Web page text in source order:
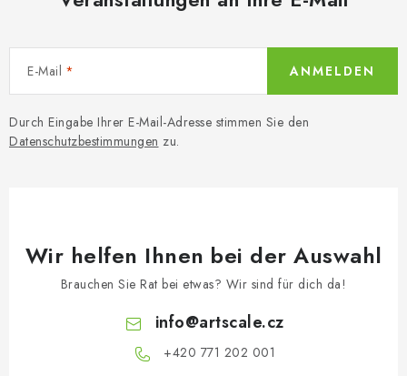
e
e
r
L
E-Mail
Durch Eingabe Ihrer E-Mail-Adresse stimmen Sie den
Datenschutzbestimmungen zu.
ANMELDEN
Wir helfen Ihnen bei der Auswahl
Brauchen Sie Rat bei etwas? Wir sind für dich da!
info@artscale.cz
+420 771 202 001​